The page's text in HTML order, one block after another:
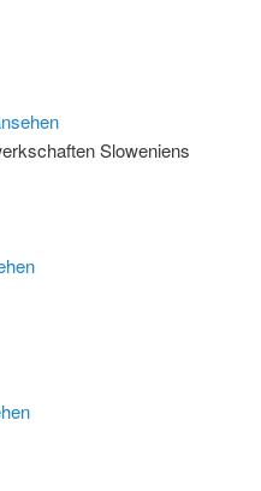
Sloweniens